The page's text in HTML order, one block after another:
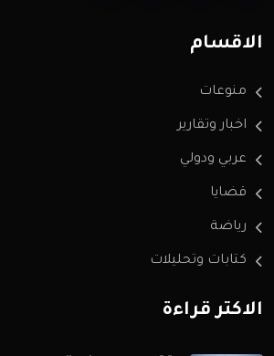
الاقسام
منوعات
اخبار وتقارير
عربي ودولي
قضايا
رياضة
كتابات وتحليلات
الاكثر قراءة